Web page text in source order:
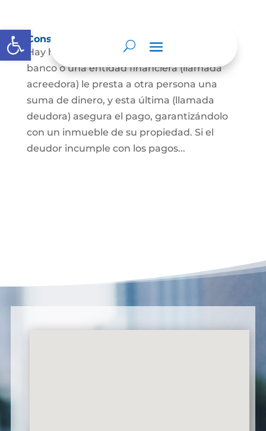
Abrir barra de herramientas
Constitución de hipoteca
Hay hipoteca cuando una persona, o un
banco o una entidad financiera (llamada
acreedora) le presta a otra persona una
suma de dinero, y esta última (llamada
deudora) asegura el pago, garantizándolo
con un inmueble de su propiedad. Si el
deudor incumple con los pagos...